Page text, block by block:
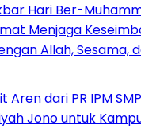
Hari Ber-
Menjaga
Allah, Sesama,
Aren dari PR IPM SMP
Jono untuk